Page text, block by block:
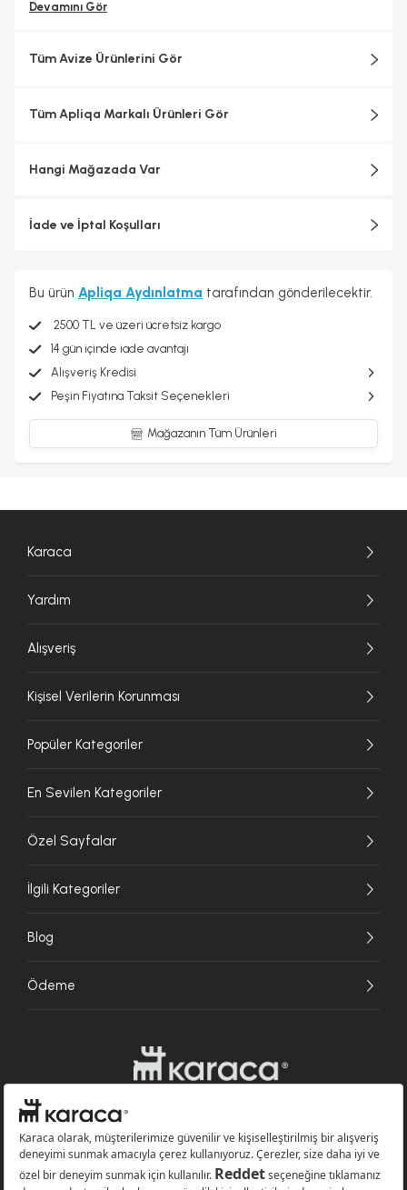
beyaz mika Garanti: 2 yıl
Devamını Gör
Tüm Avize Ürünlerini Gör
Tüm Apliqa Markalı Ürünleri Gör
Hangi Mağazada Var
İade ve İptal Koşulları
Bu ürün Apliqa Aydınlatma tarafından gönderilecektir.
2500 TL ve üzeri ücretsiz kargo
14 gün içinde iade avantajı
Alışveriş Kredisi
Peşin Fiyatına Taksit Seçenekleri
Mağazanın Tüm Ürünleri
Karaca
Yardım
Alışveriş
Kişisel Verilerin Korunması
Popüler Kategoriler
En Sevilen Kategoriler
Özel Sayfalar
İlgili Kategoriler
Blog
Ödeme